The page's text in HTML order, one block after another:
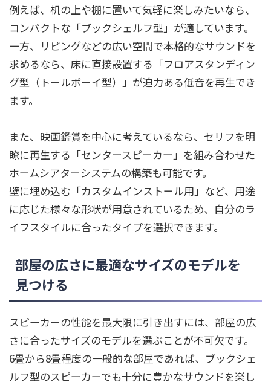
例えば、机の上や棚に置いて気軽に楽しみたいなら、
コンパクトな「ブックシェルフ型」が適しています。
一方、リビングなどの広い空間で本格的なサウンドを
求めるなら、床に直接設置する「フロアスタンディン
グ型（トールボーイ型）」が迫力ある低音を再生でき
ます。
また、映画鑑賞を中心に考えているなら、セリフを明
瞭に再生する「センタースピーカー」を組み合わせた
ホームシアターシステムの構築も可能です。
壁に埋め込む「カスタムインストール用」など、用途
に応じた様々な形状が用意されているため、自分のラ
イフスタイルに合ったタイプを選択できます。
部屋の広さに最適なサイズのモデルを
見つける
スピーカーの性能を最大限に引き出すには、部屋の広
さに合ったサイズのモデルを選ぶことが不可欠です。
6畳から8畳程度の一般的な部屋であれば、ブックシェ
ルフ型のスピーカーでも十分に豊かなサウンドを楽し